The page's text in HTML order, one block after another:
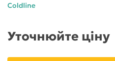
Coldline
Уточнюйте ціну